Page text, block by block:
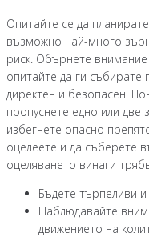
Опитайте се да
възможно най-много
риск. Обърнете
опитайте да ги
директен и безопасен.
пропуснете едно или
избегнете опасно
оцелеете и да съберете
оцеляването винаги
Бъдете търпеливи
Наблюдавайте
движението на